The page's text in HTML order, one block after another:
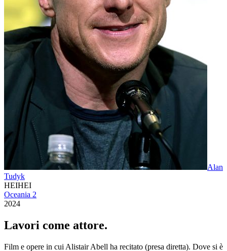
Alan
Tudyk
HEIHEI
Oceania 2
2024
Lavori come attore.
Film e opere in cui Alistair Abell ha recitato (presa diretta). Dove si è